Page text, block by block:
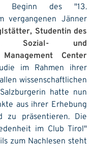
Beginn des "13.
vergangenen Jänner
Studentin des
, Sozial- und
Center
im Rahmen ihrer
wissenschaftlichen
hatte nun
aus ihrer Erhebung
zu präsentieren. Die
im Club Tirol"
zum Nachlesen steht